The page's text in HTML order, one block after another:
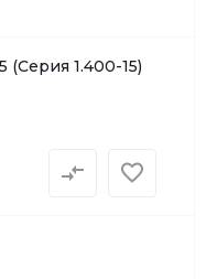
(Серия 1.400-15)